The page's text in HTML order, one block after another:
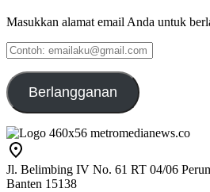
Masukkan alamat email Anda untuk
Contoh:
emailaku@gmail.com
Berlangganan
Jl. Belimbing IV No. 61 RT 04/06
Banten 15138